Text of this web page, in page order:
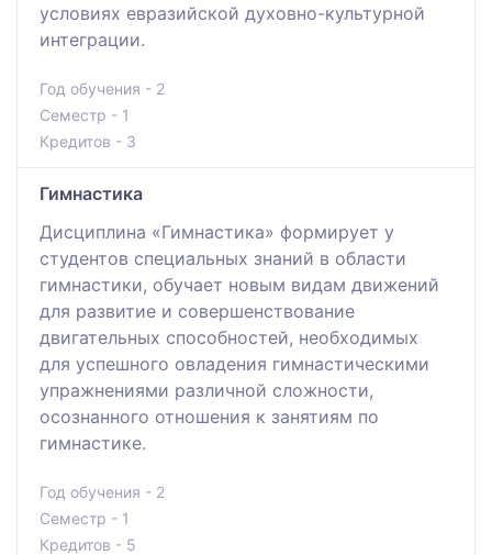
условиях евразийской духовно-культурной
интеграции.
Год обучения - 2
Семестр - 1
Кредитов - 3
Гимнастика
Дисциплина «Гимнастика» формирует у
студентов специальных знаний в области
гимнастики, обучает новым видам движений
для развитие и совершенствование
двигательных способностей, необходимых
для успешного овладения гимнастическими
упражнениями различной сложности,
осознанного отношения к занятиям по
гимнастике.
Год обучения - 2
Семестр - 1
Кредитов - 5